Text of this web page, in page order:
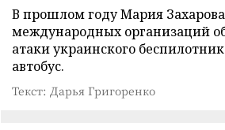
В прошлом году Мария Захарова
международных организаций
атаки украинского
автобус.
Текст: Дарья Григоренко